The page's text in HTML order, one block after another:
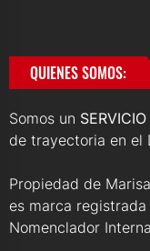
QUIENES SOMOS:
Somos un
de trayectoria en el
Propiedad de
es marca registrada
Nomenclador